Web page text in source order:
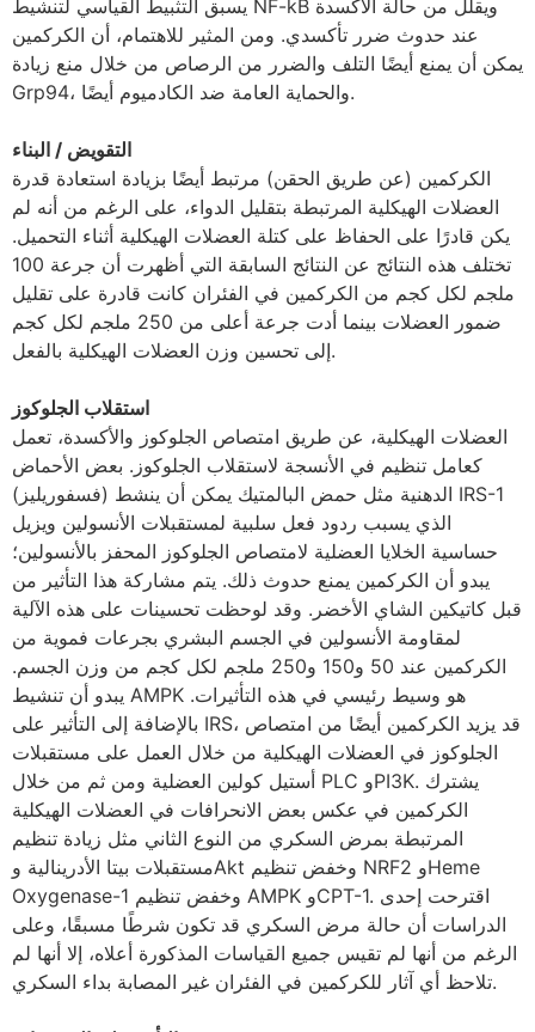
يسبق التثبيط القياسي لتنشيط NF-kB ويقلل من حالة الأكسدة
عند حدوث ضرر تأكسدي. ومن المثير للاهتمام، أن الكركمين
يمكن أن يمنع أيضًا التلف والضرر من الرصاص من خلال منع زيادة
Grp94، والحماية العامة ضد الكادميوم أيضًا.
التقويض / البناء
الكركمين (عن طريق الحقن) مرتبط أيضًا بزيادة استعادة قدرة
العضلات الهيكلية المرتبطة بتقليل الدواء، على الرغم من أنه لم
يكن قادرًا على الحفاظ على كتلة العضلات الهيكلية أثناء التحميل.
تختلف هذه النتائج عن النتائج السابقة التي أظهرت أن جرعة 100
ملجم لكل كجم من الكركمين في الفئران كانت قادرة على تقليل
ضمور العضلات بينما أدت جرعة أعلى من 250 ملجم لكل كجم
إلى تحسين وزن العضلات الهيكلية بالفعل.
استقلاب الجلوكوز
العضلات الهيكلية، عن طريق امتصاص الجلوكوز والأكسدة، تعمل
كعامل تنظيم في الأنسجة لاستقلاب الجلوكوز. بعض الأحماض
الدهنية مثل حمض البالمتيك يمكن أن ينشط (فسفوريليز) IRS-1
الذي يسبب ردود فعل سلبية لمستقبلات الأنسولين ويزيل
حساسية الخلايا العضلية لامتصاص الجلوكوز المحفز بالأنسولين؛
يبدو أن الكركمين يمنع حدوث ذلك. يتم مشاركة هذا التأثير من
قبل كاتيكين الشاي الأخضر. وقد لوحظت تحسينات على هذه الآلية
لمقاومة الأنسولين في الجسم البشري بجرعات فموية من
الكركمين عند 50 و150 و250 ملجم لكل كجم من وزن الجسم.
يبدو أن تنشيط AMPK هو وسيط رئيسي في هذه التأثيرات.
بالإضافة إلى التأثير على IRS، قد يزيد الكركمين أيضًا من امتصاص
الجلوكوز في العضلات الهيكلية من خلال العمل على مستقبلات
أستيل كولين العضلية ومن ثم من خلال PLC وPI3K. يشترك
الكركمين في عكس بعض الانحرافات في العضلات الهيكلية
المرتبطة بمرض السكري من النوع الثاني مثل زيادة تنظيم
مستقبلات بيتا الأدرينالية وAkt وخفض تنظيم NRF2 وHeme
Oxygenase-1 وخفض تنظيم AMPK وCPT-1. اقترحت إحدى
الدراسات أن حالة مرض السكري قد تكون شرطًا مسبقًا، وعلى
الرغم من أنها لم تقيس جميع القياسات المذكورة أعلاه، إلا أنها لم
تلاحظ أي آثار للكركمين في الفئران غير المصابة بداء السكري.